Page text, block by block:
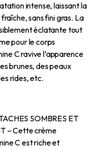
intense, laissant la
sans fini gras. La
éclatante tout
pour le corps
C ravive l’apparence
brunes, des peaux
rides, etc.
SOMBRES ET
– Cette crème
C est riche et